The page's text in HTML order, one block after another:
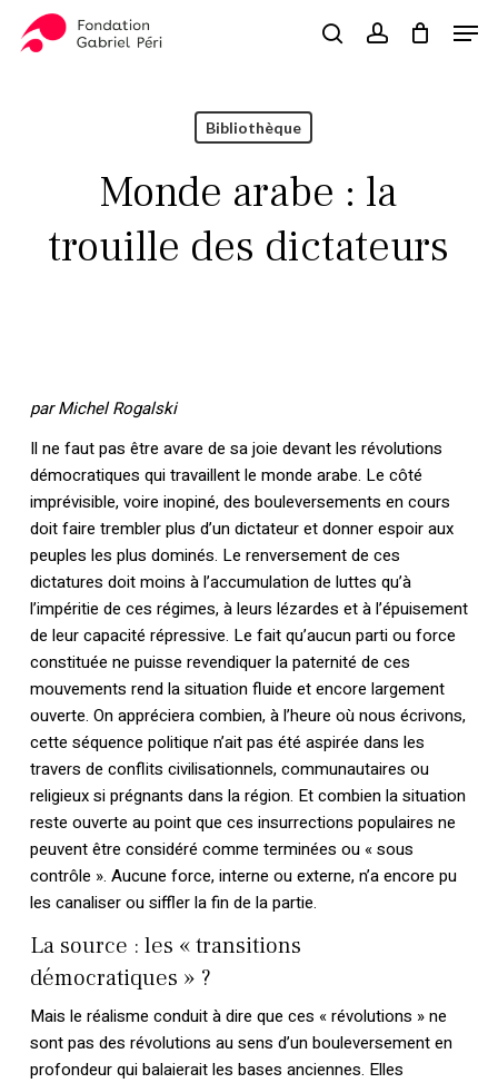
searchaccount
Panier Close
Bibliothèque
Monde arabe : la
trouille des dictateurs
parMichel Rogalski
Il ne faut pas être avare de sa joie devant les révolutions
démocratiques qui travaillent le monde arabe. Le côté
imprévisible, voire inopiné, des bouleversements en cours
doit faire trembler plus d’un dictateur et donner espoir aux
peuples les plus dominés. Le renversement de ces
dictatures doit moins à l’accumulation de luttes qu’à
l’impéritie de ces régimes, à leurs lézardes et à l’épuisement
de leur capacité répressive. Le fait qu’aucun parti ou force
constituée ne puisse revendiquer la paternité de ces
mouvements rend la situation fluide et encore largement
ouverte. On appréciera combien, à l’heure où nous écrivons,
cette séquence politique n’ait pas été aspirée dans les
travers de conflits civilisationnels, communautaires ou
religieux si prégnants dans la région. Et combien la situation
reste ouverte au point que ces insurrections populaires ne
peuvent être considéré comme terminées ou « sous
contrôle ». Aucune force, interne ou externe, n’a encore pu
les canaliser ou siffler la fin de la partie.
La source : les « transitions
démocratiques » ?
Mais le réalisme conduit à dire que ces « révolutions » ne
sont pas des révolutions au sens d’un bouleversement en
profondeur qui balaierait les bases anciennes. Elles